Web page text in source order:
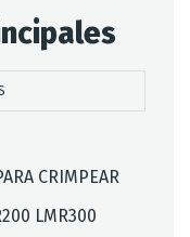
CRIMPEAR
LMR300